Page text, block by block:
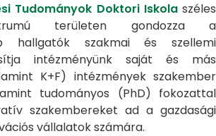
Tudományok Doktori Iskolaszéles
területen gondozza a
hallgatók szakmai és szellemi
intézményünk saját és más
K+F) intézmények szakember
tudományos (PhD) fokozattal
szakembereket ad a gazdasági
vállalatok számára.